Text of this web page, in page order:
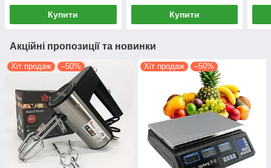
Купити Купити
Акційні пропозиції та новинки
Хіт продаж –50% Хіт продаж –50%